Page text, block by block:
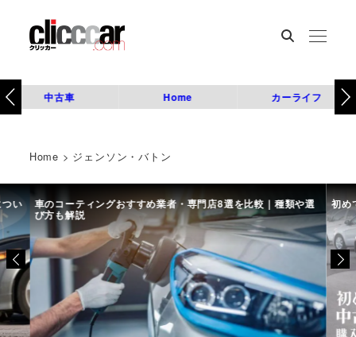
中古車 Home カーライフ
Home > ジェンソン・バトン
い 車のコーティングおすすめ業者・専門店8選を比較｜種類や選
び方も解説
初め